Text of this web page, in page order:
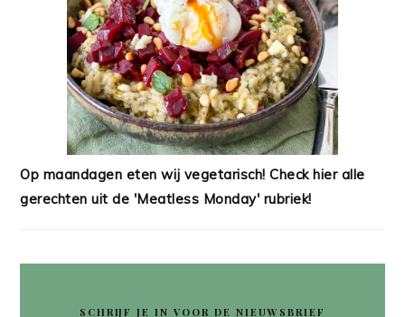
Op maandagen eten wij vegetarisch! Check hier alle
gerechten uit de 'Meatless Monday' rubriek!
SCHRIJF JE IN VOOR DE NIEUWSBRIEF